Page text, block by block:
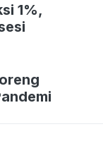
1%,